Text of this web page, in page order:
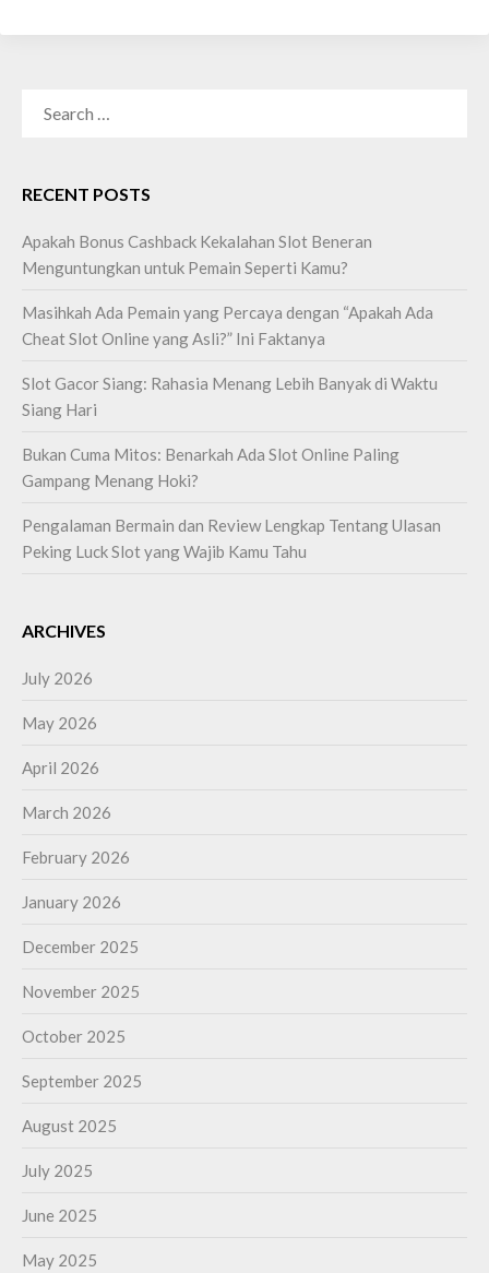
RECENT POSTS
Apakah Bonus Cashback Kekalahan Slot Beneran
Menguntungkan untuk Pemain Seperti Kamu?
Masihkah Ada Pemain yang Percaya dengan “Apakah Ada
Cheat Slot Online yang Asli?” Ini Faktanya
Slot Gacor Siang: Rahasia Menang Lebih Banyak di Waktu
Siang Hari
Bukan Cuma Mitos: Benarkah Ada Slot Online Paling
Gampang Menang Hoki?
Pengalaman Bermain dan Review Lengkap Tentang Ulasan
Peking Luck Slot yang Wajib Kamu Tahu
ARCHIVES
July 2026
May 2026
April 2026
March 2026
February 2026
January 2026
December 2025
November 2025
October 2025
September 2025
August 2025
July 2025
June 2025
May 2025